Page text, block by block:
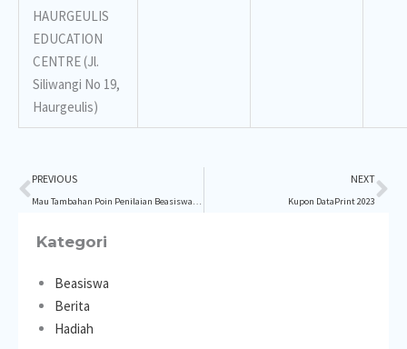
HAURGEULIS
EDUCATION
CENTRE (Jl.
Siliwangi No 19,
Haurgeulis)
Prev
PREVIOUS
Mau Tambahan Poin Penilaian Beasiswa?, Ikuti TWIBBON Beasiswa DataPrint.
NEXT
Kupon DataPrint 2023
Kategori
Beasiswa
Berita
Hadiah